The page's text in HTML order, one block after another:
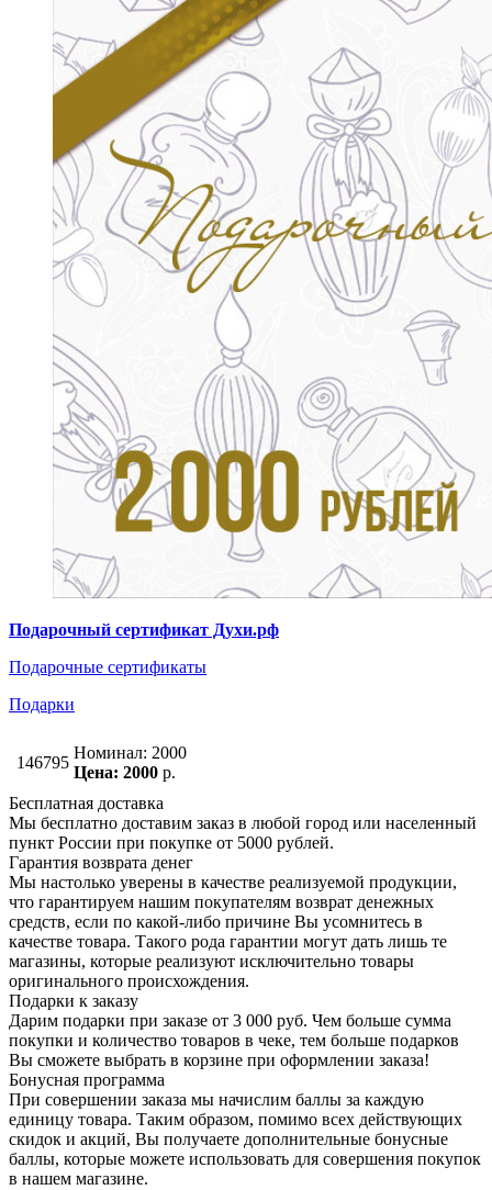
Подарочный сертификат Духи.рф
Подарочные сертификаты
Подарки
146795
Номинал: 2000
Цена: 2000 р.
Бесплатная доставка
Мы бесплатно доставим заказ в любой город или населенный
пункт России при покупке от 5000 рублей.
Гарантия возврата денег
Мы настолько уверены в качестве реализуемой продукции,
что гарантируем нашим покупателям возврат денежных
средств, если по какой-либо причине Вы усомнитесь в
качестве товара. Такого рода гарантии могут дать лишь те
магазины, которые реализуют исключительно товары
оригинального происхождения.
Подарки к заказу
Дарим подарки при заказе от 3 000 руб. Чем больше сумма
покупки и количество товаров в чеке, тем больше подарков
Вы сможете выбрать в корзине при оформлении заказа!
Бонусная программа
При совершении заказа мы начислим баллы за каждую
единицу товара. Таким образом, помимо всех действующих
скидок и акций, Вы получаете дополнительные бонусные
баллы, которые можете использовать для совершения покупок
в нашем магазине.